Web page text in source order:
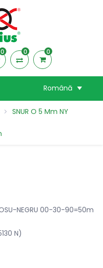
0 0 0
Română
SNUR O 5 Mm NY
NEGRU 00-30-90=50m
N)